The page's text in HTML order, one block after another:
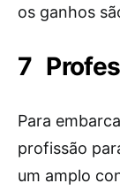
os ganhos
Para
profissão
um amplo